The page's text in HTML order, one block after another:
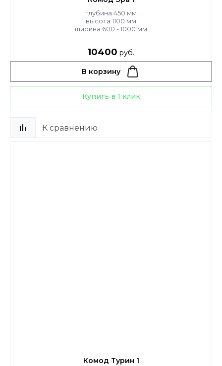
глубина 450 мм
высота 1100 мм
ширина 600 - 1000 мм
10400 руб.
В корзину
Купить в 1 клик
К сравнению
Комод Турин 1